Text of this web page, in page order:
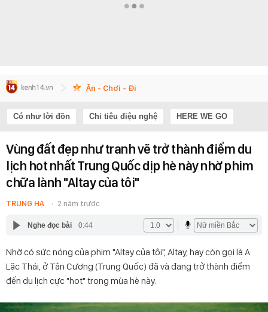
Ăn - Chơi - Đi
Có như lời đồn Chi tiêu điệu nghệ HERE WE GO
Vùng đất đẹp như tranh vẽ trở thành điểm du
lịch hot nhất Trung Quốc dịp hè này nhờ phim
chữa lành "Altay của tôi"
TRUNG HẠ 2 năm trước
Nghe đọc bài 0:44
Nhờ có sức nóng của phim "Altay của tôi", Altay, hay còn gọi là A
Lặc Thái, ở Tân Cương (Trung Quốc) đã và đang trở thành điểm
đến du lịch cực "hot" trong mùa hè này.